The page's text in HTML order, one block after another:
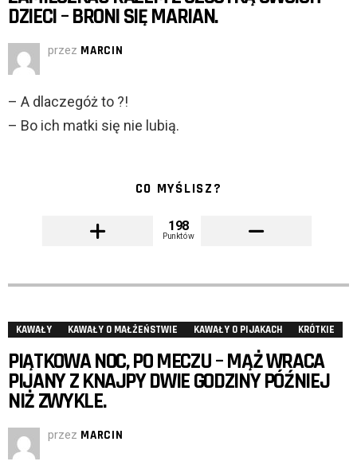
DZIECI – BRONI SIĘ MARIAN.
przez MARCIN
– A dlaczegóż to ?!
– Bo ich matki się nie lubią.
CO MYŚLISZ?
198
Punktów
KAWAŁY KAWAŁY O MAŁŻEŃSTWIE KAWAŁY O PIJAKACH KRÓTKIE
PIĄTKOWA NOC, PO MECZU – MĄŻ WRACA
PIJANY Z KNAJPY DWIE GODZINY PÓŹNIEJ
NIŻ ZWYKLE.
przez MARCIN